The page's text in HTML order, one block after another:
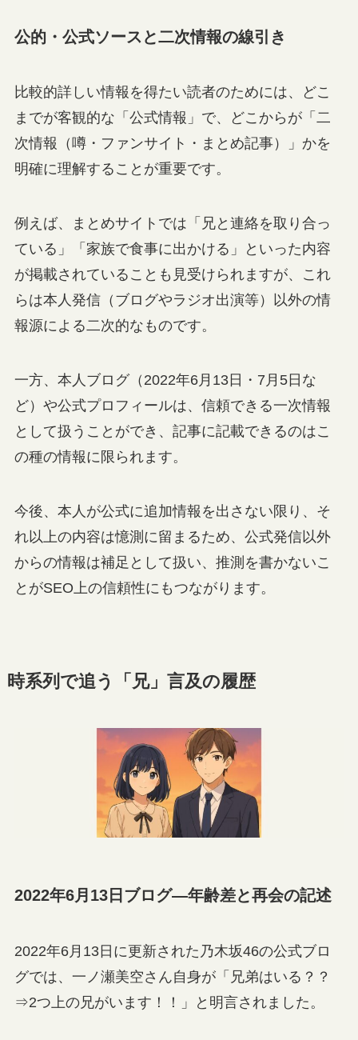
公的・公式ソースと二次情報の線引き
比較的詳しい情報を得たい読者のためには、どこ
までが客観的な「公式情報」で、どこからが「二
次情報（噂・ファンサイト・まとめ記事）」かを
明確に理解することが重要です。
例えば、まとめサイトでは「兄と連絡を取り合っ
ている」「家族で食事に出かける」といった内容
が掲載されていることも見受けられますが、これ
らは本人発信（ブログやラジオ出演等）以外の情
報源による二次的なものです。
一方、本人ブログ（2022年6月13日・7月5日な
ど）や公式プロフィールは、信頼できる一次情報
として扱うことができ、記事に記載できるのはこ
の種の情報に限られます。
今後、本人が公式に追加情報を出さない限り、そ
れ以上の内容は憶測に留まるため、公式発信以外
からの情報は補足として扱い、推測を書かないこ
とがSEO上の信頼性にもつながります。
時系列で追う「兄」言及の履歴
2022年6月13日ブログ—年齢差と再会の記述
2022年6月13日に更新された乃木坂46の公式ブロ
グでは、一ノ瀬美空さん自身が「兄弟はいる？？
⇒2つ上の兄がいます！！」と明言されました。